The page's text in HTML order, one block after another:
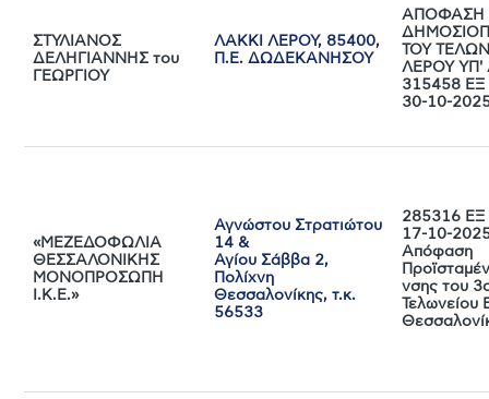
ΣΤΥΛΙΑΝΟΣ
ΔΕΛΗΓΙΑΝΝΗΣ του
ΓΕΩΡΓΙΟΥ
ΛΑΚΚΙ ΛΕΡΟΥ, 85400,
Π.Ε. ΔΩΔΕΚΑΝΗΣΟΥ
ΑΠΟΦΑΣΗ
ΤΟΥ
ΛΕΡΟΥ ΥΠ'
315458
30-10-
«ΜΕΖΕΔΟΦΩΛΙΑ
ΘΕΣΣΑΛΟΝΙΚΗΣ
ΜΟΝΟΠΡΟΣΩΠΗ
Ι.Κ.Ε.»
Αγνώστου Στρατιώτου
14 &
Αγίου Σάββα 2,
Πολίχνη
Θεσσαλονίκης, τ.κ.
56533
285316
17-10-
Απόφαση
νσης του
Τελωνείου